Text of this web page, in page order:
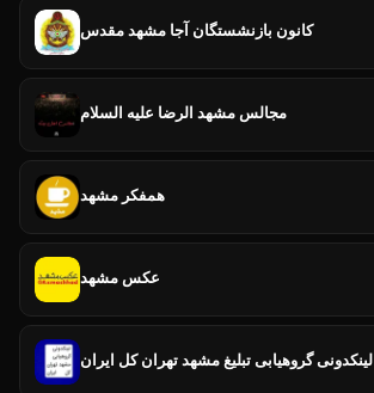
کانون بازنشستگان آجا مشهد مقدس
مجالس مشهد الرضا علیه السلام
همفکر مشهد
عکس مشهد
لینکدونی گروهیابی تبلیغ مشهد تهران کل ایران